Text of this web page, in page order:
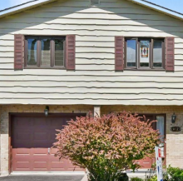
remarketing, Meta pixel). No marketing
time.